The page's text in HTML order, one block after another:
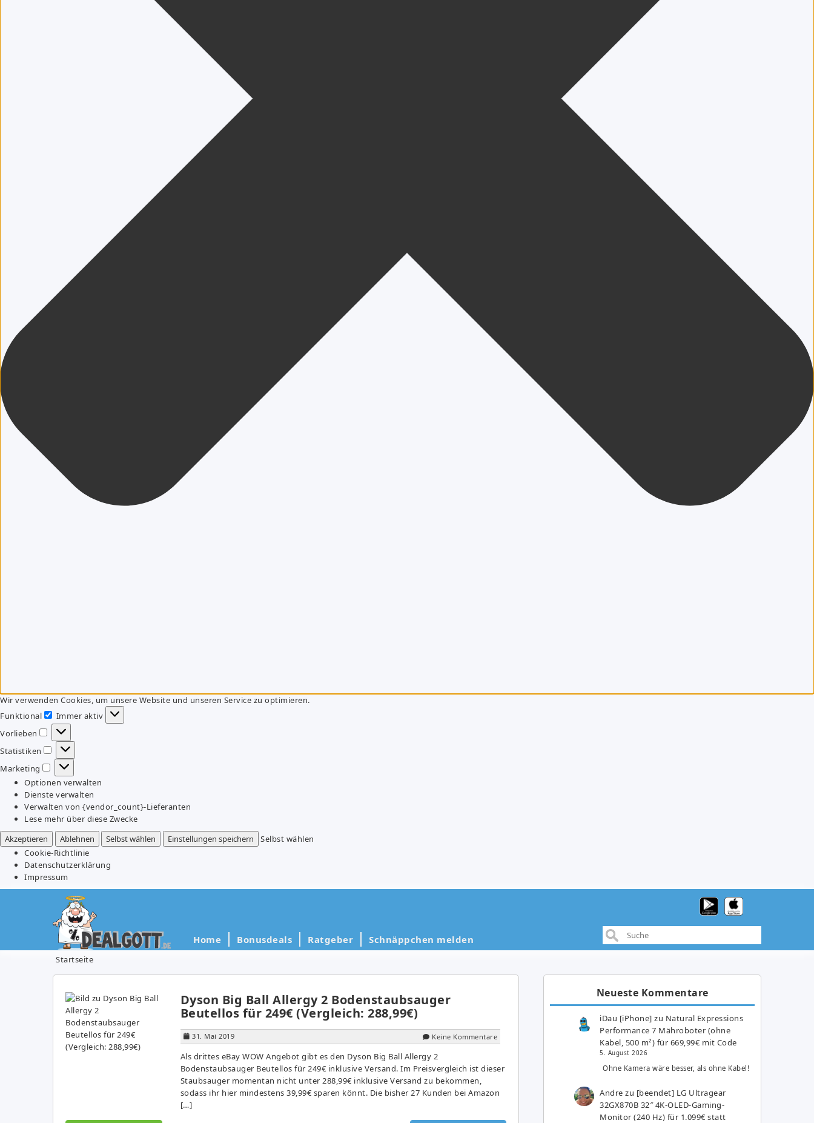
Wir verwenden Cookies, um unsere Website und unseren Service zu optimieren.
Funktional
Funktional
Immer aktiv
Vorlieben
Vorlieben
Statistiken
Statistiken
Marketing
Marketing
Optionen verwalten
Dienste verwalten
Verwalten von {vendor_count}-Lieferanten
Lese mehr über diese Zwecke
Akzeptieren
Ablehnen Selbst wählen Einstellungen speichern
Selbst wählen
Cookie-Richtlinie
Datenschutzerklärung
Impressum
Home Bonusdeals Ratgeber Schnäppchen melden
Startseite
Dyson Big Ball Allergy 2 Bodenstaubsauger
Beutellos für 249€ (Vergleich: 288,99€)
31. Mai 2019 Keine Kommentare
Als drittes eBay WOW Angebot gibt es den Dyson Big Ball Allergy 2
Bodenstaubsauger Beutellos für 249€ inklusive Versand. Im Preisvergleich ist dieser
Staubsauger momentan nicht unter 288,99€ inklusive Versand zu bekommen,
sodass ihr hier mindestens 39,99€ sparen könnt. Die bisher 27 Kunden bei Amazon
[…]
Neueste Kommentare
iDau [iPhone] zu Natural Expressions
Performance 7 Mähroboter (ohne
Kabel, 500 m²) für 669,99€ mit Code
5. August 2026
Ohne Kamera wäre besser, als ohne Kabel!
Andre zu [beendet] LG Ultragear
32GX870B 32″ 4K-OLED-Gaming-
Monitor (240 Hz) für 1.099€ statt